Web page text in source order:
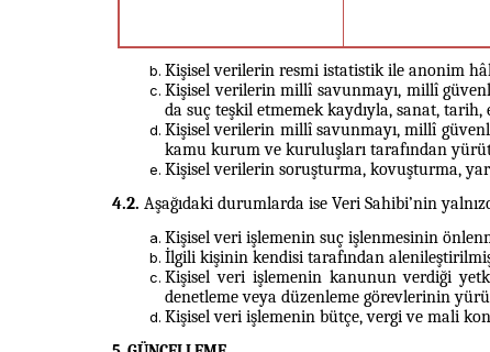
Kişisel verilerin resmi istatistik ile anonim
Kişisel verilerin millî savunmayı, millî
da suç teşkil etmemek kaydıyla, sanat,
Kişisel verilerin millî savunmayı, millî
kamu kurum ve kuruluşları tarafından
Kişisel verilerin soruşturma, kovuşturma,
4.2. Aşağıdaki durumlarda ise Veri Sahibi’nin
Kişisel veri işlemenin suç işlenmesinin
İlgili kişinin kendisi tarafından
Kişisel veri işlemenin kanunun verdiği
denetleme veya düzenleme görevlerinin
Kişisel veri işlemenin bütçe, vergi ve mali